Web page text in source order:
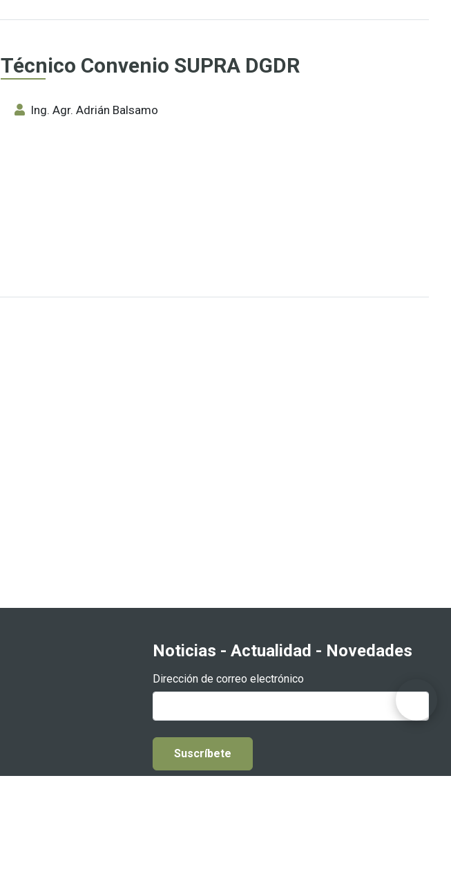
Técnico Convenio SUPRA DGDR
Ing. Agr. Adrián Balsamo
Noticias - Actualidad - Novedades
Dirección de correo electrónico